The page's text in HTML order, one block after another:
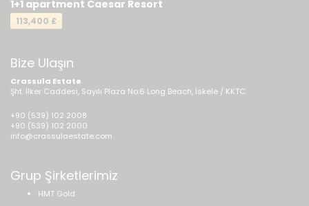
1+1 apartment Caesar Resort
113,400 £
Bize Ulaşın
Crassula Estate
Şht. İlker Caddesi, Sayılı Plaza No:6 Long Beach, İskele / KKTC
+90 (539) 102 2008
+90 (539) 102 2000
info@crassulaestate.com
Grup Şirketlerimiz
HMT Gold